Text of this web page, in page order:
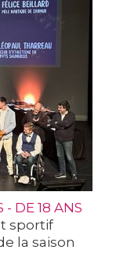
- DE 18 ANS
sportif
la saison